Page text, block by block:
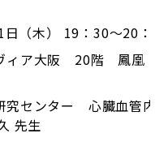
（木） 19：30～20：30
ィア大阪 20階 鳳凰
究センター 心臓血管内
先生